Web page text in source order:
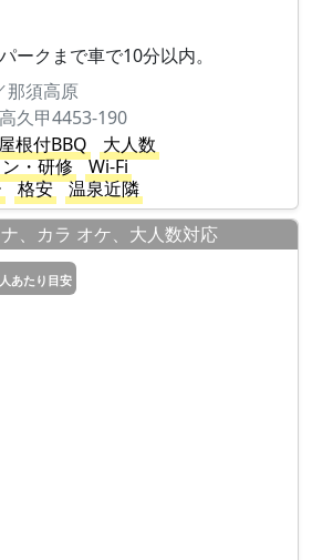
ークまで車で10分以内。
那須高原
久甲4453-190
屋根付BBQ
大人数
・研修
Wi-Fi
格安
温泉近隣
、カラ オケ、大人数対応
あたり目安